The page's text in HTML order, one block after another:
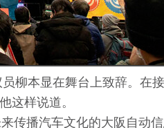
柳本显在舞台上致辞。在
这样说道。
传播汽车文化的大阪自动